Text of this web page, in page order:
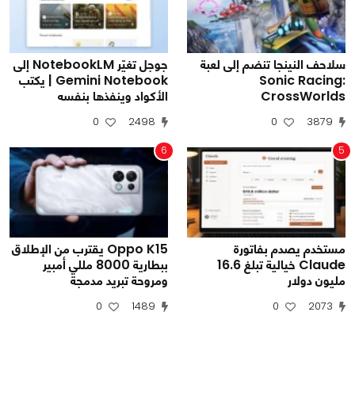
سلاحف النينجا تنضم إلى لعبة
Sonic Racing:
CrossWorlds
3879
0
جوجل تغيّر NotebookLM إلى
Gemini Notebook | يكتب
الأكواد وينفذها بنفسه
2498
0
5
مستخدم يصدم بفاتورة
Claude خيالية تبلغ 16.6
مليون دولار
2073
0
6
Oppo K15 يقترب من الإطلاق
ببطارية 8000 مللي أمبير
ومروحة تبريد مدمجة
1489
0